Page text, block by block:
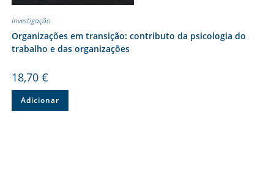
Investigação
Organizações em transição: contributo da psicologia do
trabalho e das organizações
18,70 €
Adicionar